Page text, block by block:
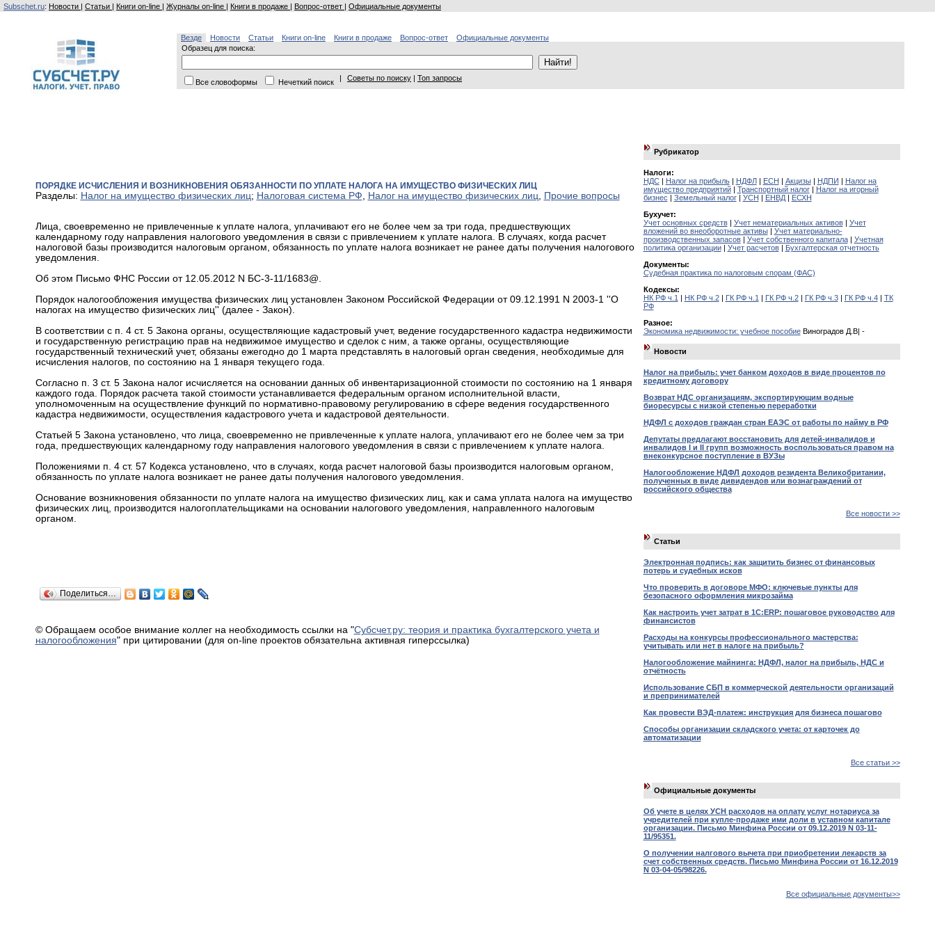
Subschet.ru: Новости | Статьи | Книги on-line | Журналы on-line | Книги в продаже | Вопрос-ответ | Официальные документы
Везде Новости Статьи Книги on-line Книги в продаже Вопрос-ответ
Официальные документы
Образец для поиска:
Все словоформы Нечеткий поиск | Советы по поиску | Топ запросы
ПОРЯДКЕ ИСЧИСЛЕНИЯ И ВОЗНИКНОВЕНИЯ ОБЯЗАННОСТИ ПО УПЛАТЕ НАЛОГА НА ИМУЩЕСТВО ФИЗИЧЕСКИХ ЛИЦ
Разделы: Налог на имущество физических лиц; Налоговая система РФ, Налог на имущество физических лиц, Прочие вопросы
Лица, своевременно не привлеченные к уплате налога, уплачивают его не более чем за три года, предшествующих
календарному году направления налогового уведомления в связи с привлечением к уплате налога. В случаях, когда расчет
налоговой базы производится налоговым органом, обязанность по уплате налога возникает не ранее даты получения налогового
уведомления.
Об этом Письмо ФНС России от 12.05.2012 N БС-3-11/1683@.
Порядок налогообложения имущества физических лиц установлен Законом Российской Федерации от 09.12.1991 N 2003-1 ''О
налогах на имущество физических лиц'' (далее - Закон).
В соответствии с п. 4 ст. 5 Закона органы, осуществляющие кадастровый учет, ведение государственного кадастра недвижимости
и государственную регистрацию прав на недвижимое имущество и сделок с ним, а также органы, осуществляющие
государственный технический учет, обязаны ежегодно до 1 марта представлять в налоговый орган сведения, необходимые для
исчисления налогов, по состоянию на 1 января текущего года.
Согласно п. 3 ст. 5 Закона налог исчисляется на основании данных об инвентаризационной стоимости по состоянию на 1 января
каждого года. Порядок расчета такой стоимости устанавливается федеральным органом исполнительной власти,
уполномоченным на осуществление функций по нормативно-правовому регулированию в сфере ведения государственного
кадастра недвижимости, осуществления кадастрового учета и кадастровой деятельности.
Статьей 5 Закона установлено, что лица, своевременно не привлеченные к уплате налога, уплачивают его не более чем за три
года, предшествующих календарному году направления налогового уведомления в связи с привлечением к уплате налога.
Положениями п. 4 ст. 57 Кодекса установлено, что в случаях, когда расчет налоговой базы производится налоговым органом,
обязанность по уплате налога возникает не ранее даты получения налогового уведомления.
Основание возникновения обязанности по уплате налога на имущество физических лиц, как и сама уплата налога на имущество
физических лиц, производится налогоплательщиками на основании налогового уведомления, направленного налоговым
органом.
Поделиться…
© Обращаем особое внимание коллег на необходимость ссылки на "Субсчет.ру: теория и практика бухгалтерского учета и
налогообложения" при цитировании (для on-line проектов обязательна активная гиперссылка)
Рубрикатор
Налоги:
НДС| Налог на прибыль| НДФЛ| ЕСН | Акцизы| НДПИ | Налог на
имущество предприятий| Транспортный налог| Налог на игорный
бизнес | Земельный налог| УСН | ЕНВД| ЕСХН
Бухучет:
Учет основных средств| Учет нематериальных активов| Учет
вложений во внеоборотные активы| Учет материально-
производственных запасов| Учет собственного капитала| Учетная
политика организации| Учет расчетов| Бухгалтерская отчетность
Документы:
Судебная практика по налоговым спорам (ФАС)
Кодексы:
НК РФ ч.1 | НК РФ ч.2| ГК РФ ч.1 | ГК РФ ч.2| ГК РФ ч.3| ГК РФ ч.4| ТК
РФ
Разное:
Экономика недвижимости: учебное пособиеВиноградов Д.В| -
Новости
Налог на прибыль: учет банком доходов в виде процентов по
кредитному договору
Возврат НДС организациям, экспортирующим водные
биоресурсы с низкой степенью переработки
НДФЛ с доходов граждан стран ЕАЭС от работы по найму в РФ
Депутаты предлагают восстановить для детей-инвалидов и
инвалидов I и II групп возможность воспользоваться правом на
внеконкурсное поступление в ВУЗы
Налогообложение НДФЛ доходов резидента Великобритании,
полученных в виде дивидендов или вознаграждений от
российского общества
Все новости >>
Статьи
Электронная подпись: как защитить бизнес от финансовых
потерь и судебных исков
Что проверить в договоре МФО: ключевые пункты для
безопасного оформления микрозайма
Как настроить учет затрат в 1С:ERP: пошаговое руководство для
финансистов
Расходы на конкурсы профессионального мастерства:
учитывать или нет в налоге на прибыль?
Налогообложение майнинга: НДФЛ, налог на прибыль, НДС и
отчётность
Использование СБП в коммерческой деятельности организаций
и препринимателей
Как провести ВЭД-платеж: инструкция для бизнеса пошагово
Способы организации складского учета: от карточек до
автоматизации
Все статьи >>
Официальные документы
Об учете в целях УСН расходов на оплату услуг нотариуса за
учредителей при купле-продаже ими доли в уставном капитале
организации. Письмо Минфина России от 09.12.2019 N 03-11-
11/95351.
О получении налгового вычета при приобретении лекарств за
счет собственных средств. Письмо Минфина России от 16.12.2019
N 03-04-05/98226.
Все официальные документы>>